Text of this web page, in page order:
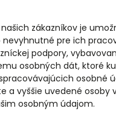
zákazníkov je
pre ich
podpory,
osobných dát, ktoré
osobné
a vyššie uvedené osoby
osobným údajom.